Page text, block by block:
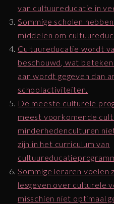
van cultuureducatie in
Sommige scholen
middelen om
Cultuureducatie wordt
beschouwd, wat
aan wordt gegeven dan
schoolactiviteiten.
De meeste culturele
meest voorkomende
minderhedenculturen
zijn in het curriculum van
Sommige leraren voelen
lesgeven over culturele
misschien niet optimaal